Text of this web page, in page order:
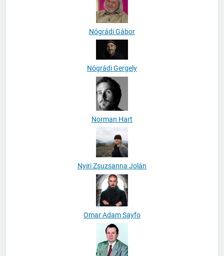
Nógrádi Gábor
Nógrádi Gergely
Norman Hart
Nyiri Zsuzsanna Jolán
Omar Adam Sayfo